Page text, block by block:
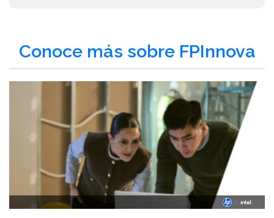
Conoce más sobre FPInnova